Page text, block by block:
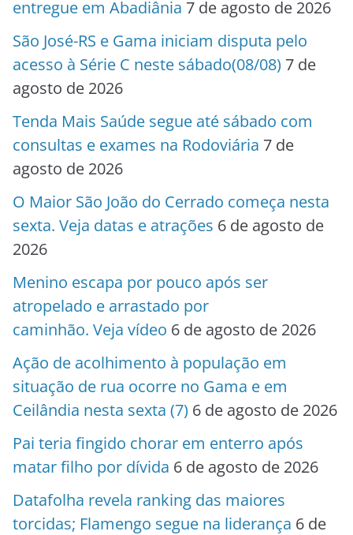
entregue em Abadiânia 7 de agosto de 2026
São José-RS e Gama iniciam disputa pelo
acesso à Série C neste sábado(08/08) 7 de
agosto de 2026
Tenda Mais Saúde segue até sábado com
consultas e exames na Rodoviária 7 de
agosto de 2026
O Maior São João do Cerrado começa nesta
sexta. Veja datas e atrações 6 de agosto de
2026
Menino escapa por pouco após ser
atropelado e arrastado por
caminhão. Veja vídeo 6 de agosto de 2026
Ação de acolhimento à população em
situação de rua ocorre no Gama e em
Ceilândia nesta sexta (7) 6 de agosto de 2026
Pai teria fingido chorar em enterro após
matar filho por dívida 6 de agosto de 2026
Datafolha revela ranking das maiores
torcidas; Flamengo segue na liderança 6 de